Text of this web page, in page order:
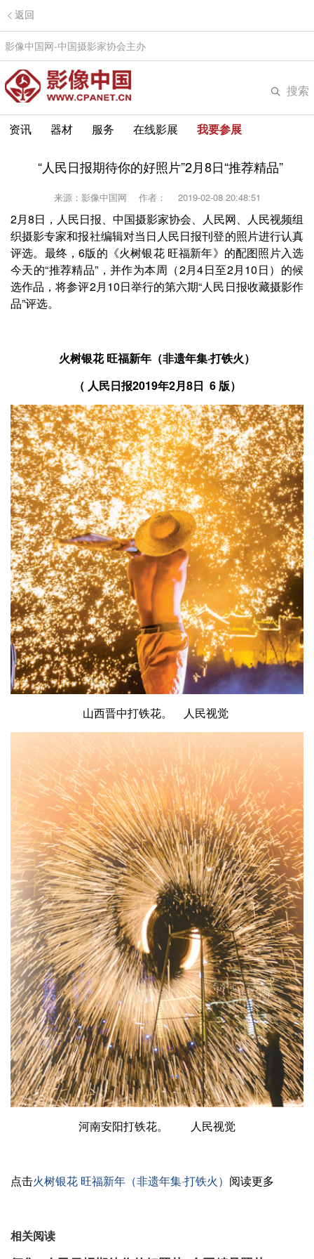
返回
影像中国网-中国摄影家协会主办
搜索
资讯 器材 服务 在线影展 我要参展
“人民日报期待你的好照片”2月8日“推荐精品”
来源：影像中国网 作者： 2019-02-08 20:48:51
2月8日，人民日报、中国摄影家协会、人民网、人民视频组
织摄影专家和报社编辑对当日人民日报刊登的照片进行认真
评选。最终，6版的《火树银花 旺福新年》的配图照片入选
今天的“推荐精品”，并作为本周（2月4日至2月10日）的候
选作品，将参评2月10日举行的第六期“人民日报收藏摄影作
品”评选。
火树银花 旺福新年（非遗年集·打铁火）
（ 人民日报2019年2月8日 6 版）
山西晋中打铁花。 人民视觉
河南安阳打铁花。 人民视觉
点击火树银花 旺福新年（非遗年集·打铁火） 阅读更多
相关阅读